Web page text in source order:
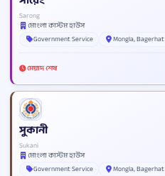
Sarong
মোংলা কাস্টম হাউস
Government Service
Mongla, Bagerhat
মেয়াদ শেষ
সুকানী
Sukani
মোংলা কাস্টম হাউস
Government Service
Mongla, Bagerhat